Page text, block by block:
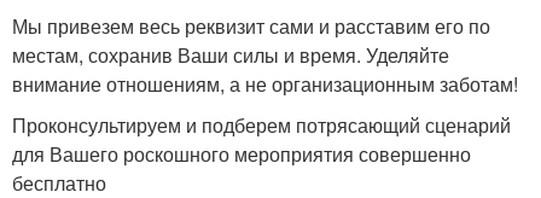
Мы привезем весь реквизит сами и расставим его по
местам, сохранив Ваши силы и время. Уделяйте
внимание отношениям, а не организационным заботам!
Проконсультируем и подберем потрясающий сценарий
для Вашего роскошного мероприятия совершенно
бесплатно